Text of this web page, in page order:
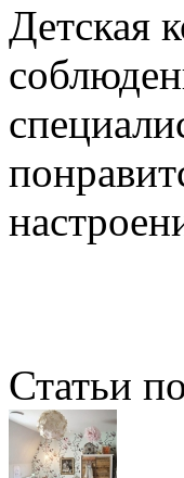
Детская
Статьи